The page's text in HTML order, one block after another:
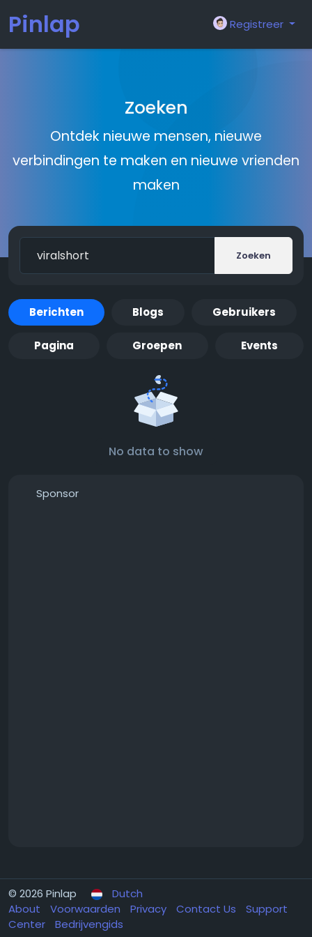
Pinlap Registreer
Zoeken
Ontdek nieuwe mensen, nieuwe
verbindingen te maken en nieuwe vrienden
maken
Zoeken
Berichten Blogs Gebruikers
Pagina Groepen Events
No data to show
Sponsor
© 2026 Pinlap
Dutch
About
Voorwaarden Privacy Contact Us
Support
Center
Bedrijvengids